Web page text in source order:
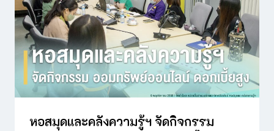
หอสมุดและคลังความรู้ฯ จัดกิจกรรม